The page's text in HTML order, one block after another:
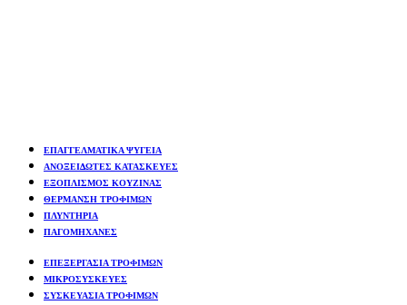
ΕΠΑΓΓΕΛΜΑΤΙΚΑ ΨΥΓΕΙΑ
ΑΝΟΞΕΙΔΩΤΕΣ ΚΑΤΑΣΚΕΥΕΣ
ΕΞΟΠΛΙΣΜΟΣ ΚΟΥΖΙΝΑΣ
ΘΕΡΜΑΝΣΗ ΤΡΟΦΙΜΩΝ
ΠΛΥΝΤΗΡΙΑ
ΠΑΓΟΜΗΧΑΝΕΣ
ΕΠΕΞΕΡΓΑΣΙΑ ΤΡΟΦΙΜΩΝ
ΜΙΚΡΟΣΥΣΚΕΥΕΣ
ΣΥΣΚΕΥΑΣΙΑ ΤΡΟΦΙΜΩΝ